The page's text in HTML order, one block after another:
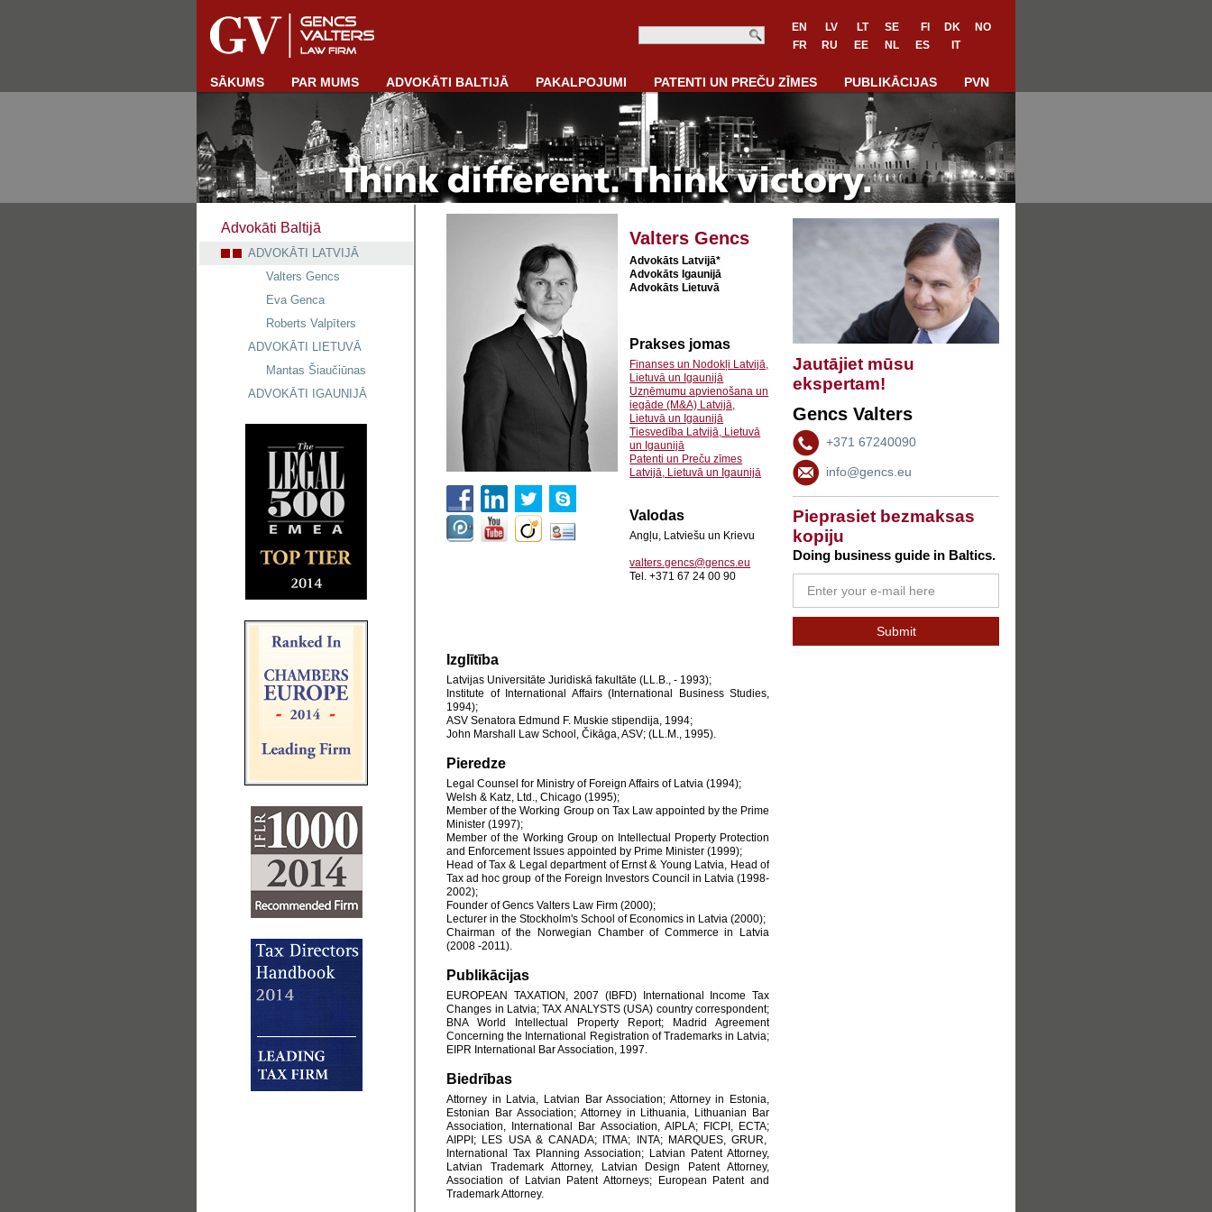
EN LV LT SE FI DK
NO
FR
RU EE NL ES IT
SĀKUMS PAR MUMS ADVOKĀTI BALTIJĀ PAKALPOJUMI PATENTI UN PREČU ZĪMES PUBLIKĀCIJAS PVN
Jautājiet mūsu
ekspertam!
Gencs Valters
+371 67240090
info@gencs.eu
Pieprasiet bezmaksas
kopiju
Doing business guide in Baltics.
Valters Gencs
Advokāts Latvijā*
Advokāts Igaunijā
Advokāts Lietuvā
Prakses jomas
Finanses un Nodokļi Latvijā,
Lietuvā un Igaunijā
Uzņēmumu apvienošana un
iegāde (M&A) Latvijā,
Lietuvā un Igaunijā
Tiesvedība Latvijā, Lietuvā
un Igaunijā
Patenti un Preču zīmes
Latvijā, Lietuvā un Igaunijā
Valodas
Angļu, Latviešu un Krievu
valters.gencs@gencs.eu
Tel. +371 67 24 00 90
Izglītība
Latvijas Universitāte Juridiskā fakultāte (LL.B., - 1993);
Institute of International Affairs (International Business Studies,
1994);
ASV Senatora Edmund F. Muskie stipendija, 1994;
John Marshall Law School, Čikāga, ASV; (LL.M., 1995).
Pieredze
Legal Counsel for Ministry of Foreign Affairs of Latvia (1994);
Welsh & Katz, Ltd., Chicago (1995);
Member of the Working Group on Tax Law appointed by the Prime
Minister (1997);
Member of the Working Group on Intellectual Property Protection
and Enforcement Issues appointed by Prime Minister (1999);
Head of Tax & Legal department of Ernst & Young Latvia, Head of
Tax ad hoc group of the Foreign Investors Council in Latvia (1998-
2002);
Founder of Gencs Valters Law Firm (2000);
Lecturer in the Stockholm's School of Economics in Latvia (2000);
Chairman of the Norwegian Chamber of Commerce in Latvia
(2008 -2011).
Publikācijas
EUROPEAN TAXATION, 2007 (IBFD) International Income Tax
Changes in Latvia; TAX ANALYSTS (USA) country correspondent;
BNA World Intellectual Property Report; Madrid Agreement
Concerning the International Registration of Trademarks in Latvia;
EIPR International Bar Association, 1997.
Biedrības
Attorney in Latvia, Latvian Bar Association; Attorney in Estonia,
Estonian Bar Association; Attorney in Lithuania, Lithuanian Bar
Association, International Bar Association, AIPLA; FICPI, ECTA;
AIPPI; LES USA & CANADA; ITMA; INTA; MARQUES, GRUR,
International Tax Planning Association; Latvian Patent Attorney,
Latvian Trademark Attorney, Latvian Design Patent Attorney,
Association of Latvian Patent Attorneys; European Patent and
Trademark Attorney.
Advokāti Baltijā
ADVOKĀTI LATVIJĀ
Valters Gencs
Eva Genca
Roberts Valpīters
ADVOKĀTI LIETUVĀ
Mantas Šiaučiūnas
ADVOKĀTI IGAUNIJĀ